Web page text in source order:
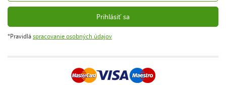
Prihlásiť sa
*Pravidlá spracovanie osobných údajov